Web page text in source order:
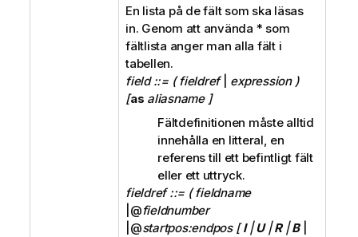
En lista på de fält som ska läsas
in. Genom att använda * som
fältlista anger man alla fält i
tabellen.
field ::= ( fieldref|
expression )
[as aliasname ]
Fältdefinitionen måste alltid
innehålla en litteral, en
referens till ett befintligt fält
eller ett uttryck.
fieldref ::= ( fieldname
|@fieldnumber
|@startpos:endpos [I|U|R|B|